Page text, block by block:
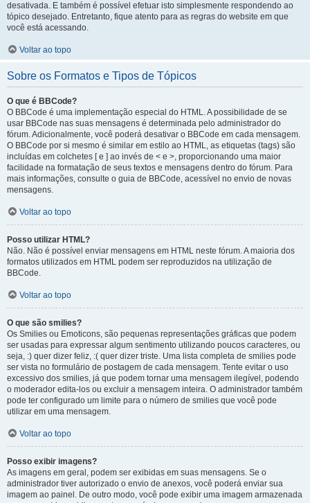
desativada. E também é possível efetuar isto simplesmente respondendo ao
tópico desejado. Entretanto, fique atento para as regras do website em que
você está acessando.
Voltar ao topo
Sobre os Formatos e Tipos de Tópicos
O que é BBCode?
O BBCode é uma implementação especial do HTML. A possibilidade de se
usar BBCode nas suas mensagens é determinada pelo administrador do
fórum. Adicionalmente, você poderá desativar o BBCode em cada mensagem.
O BBCode por si mesmo é similar em estilo ao HTML, as etiquetas (tags) são
incluídas em colchetes [ e ] ao invés de < e >, proporcionando uma maior
facilidade na formatação de seus textos e mensagens dentro do fórum. Para
mais informações, consulte o guia de BBCode, acessível no envio de novas
mensagens.
Voltar ao topo
Posso utilizar HTML?
Não. Não é possível enviar mensagens em HTML neste fórum. A maioria dos
formatos utilizados em HTML podem ser reproduzidos na utilização de
BBCode.
Voltar ao topo
O que são smilies?
Os Smilies ou Emoticons, são pequenas representações gráficas que podem
ser usadas para expressar algum sentimento utilizando poucos caracteres, ou
seja, :) quer dizer feliz, :( quer dizer triste. Uma lista completa de smilies pode
ser vista no formulário de postagem de cada mensagem. Tente evitar o uso
excessivo dos smilies, já que podem tornar uma mensagem ilegível, podendo
o moderador edita-los ou excluir a mensagem inteira. O administrador também
pode ter configurado um limite para o número de smilies que você pode
utilizar em uma mensagem.
Voltar ao topo
Posso exibir imagens?
As imagens em geral, podem ser exibidas em suas mensagens. Se o
administrador tiver autorizado o envio de anexos, você poderá enviar sua
imagem ao painel. De outro modo, você pode exibir uma imagem armazenada